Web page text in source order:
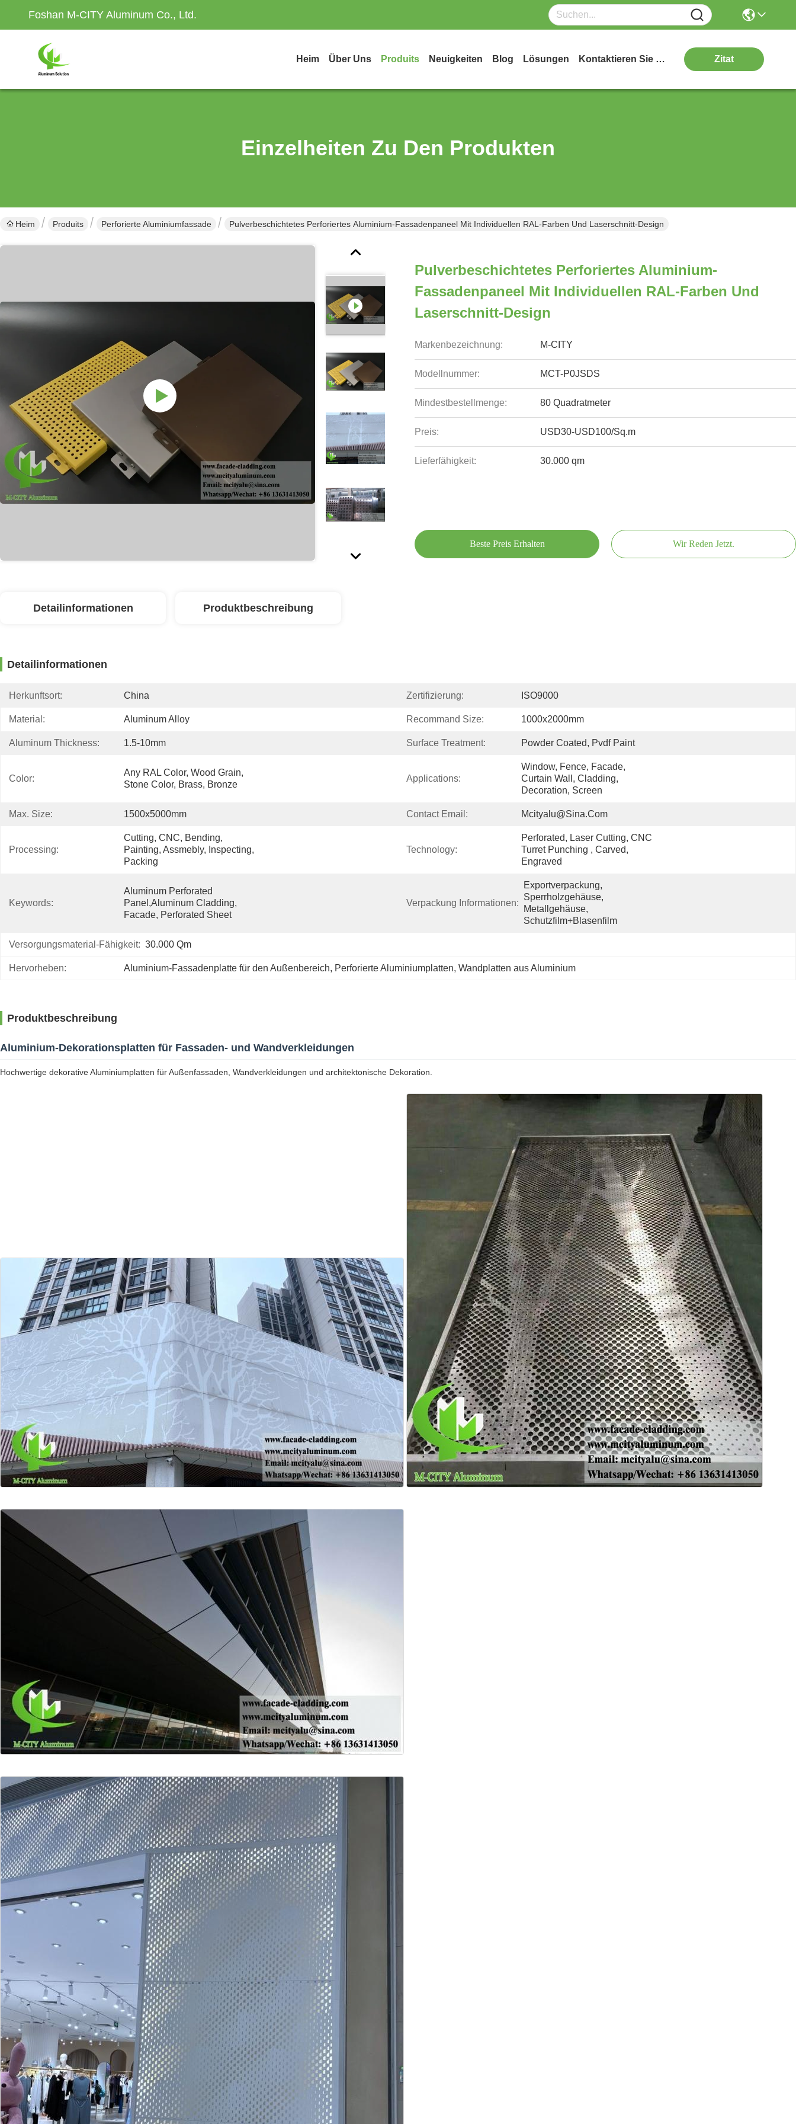
Foshan M-CITY Aluminum Co., Ltd.
Heim Über Uns Produits Neuigkeiten Blog Lösungen Kontaktieren Sie Uns Zitat
Einzelheiten Zu Den Produkten
Heim Produits Perforierte Aluminiumfassade Pulverbeschichtetes Perforiertes Aluminium-Fassadenpaneel Mit Individuellen RAL-Farben Und Laserschnitt-Design
Pulverbeschichtetes Perforiertes Aluminium-
Fassadenpaneel Mit Individuellen RAL-Farben Und
Laserschnitt-Design
Markenbezeichnung: M-CITY
Modellnummer: MCT-P0JSDS
Mindestbestellmenge: 80 Quadratmeter
Preis: USD30-USD100/Sq.m
Lieferfähigkeit: 30.000 qm
Beste Preis Erhalten Wir Reden Jetzt.
Detailinformationen Produktbeschreibung
Detailinformationen
Herkunftsort: China Zertifizierung: ISO9000
Material: Aluminum Alloy Recommand Size: 1000x2000mm
Aluminum Thickness: 1.5-10mm Surface Treatment: Powder Coated, Pvdf Paint
Color:
Any RAL Color, Wood Grain,
Stone Color, Brass, Bronze
Applications:
Window, Fence, Facade,
Curtain Wall, Cladding,
Decoration, Screen
Max. Size: 1500x5000mm Contact Email: Mcityalu@sina.com
Processing:
Cutting, CNC, Bending,
Painting, Assmebly, Inspecting,
Packing
Technology:
Perforated, Laser Cutting, CNC
Turret Punching , Carved,
Engraved
Keywords:
Aluminum Perforated
Panel,aluminum Cladding,
Facade, Perforated Sheet
Verpackung Informationen:
Exportverpackung,
Sperrholzgehäuse,
Metallgehäuse,
Schutzfilm+Blasenfilm
Versorgungsmaterial-Fähigkeit: 30.000 Qm
Hervorheben: Aluminium-Fassadenplatte für den Außenbereich, Perforierte Aluminiumplatten, Wandplatten aus Aluminium
Produktbeschreibung
Aluminium-Dekorationsplatten für Fassaden- und Wandverkleidungen
Hochwertige dekorative Aluminiumplatten für Außenfassaden, Wandverkleidungen und architektonische Dekoration.